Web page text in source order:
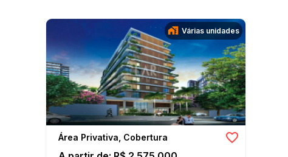
Várias unidades
Área Privativa, Cobertura